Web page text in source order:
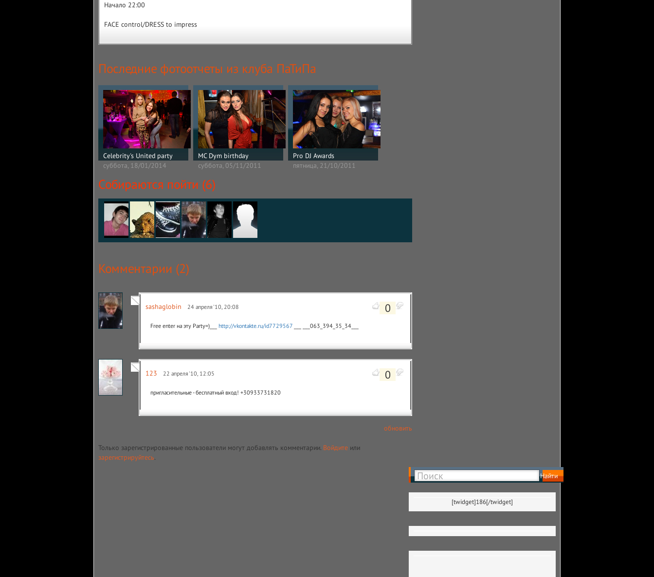
Начало 22:00
FACE control/DRESS to impress
Последние фотоотчеты из клуба ПаТиПа
Celebrity's United party
суббота, 18/01/2014
MC Dym birthday
суббота, 05/11/2011
Pro DJ Awards
пятница, 21/10/2011
Собираются пойти (6)
Комментарии (2)
sashaglobin 24 апреля '10, 20:08 0
Free enter на эту Party=)___ http://vkontakte.ru/id7729567 ___ ___063_394_35_34___
123 22 апреля '10, 12:05 0
пригласительные - бесплатный вход! +30933731820
обновить
Только зарегистрированные пользователи могут добавлять комментарии. Войдите или
зарегистрируйтесь.
[twidget]186[/twidget]